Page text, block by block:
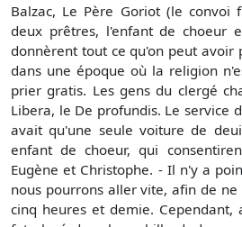
Balzac, Le Père Goriot (le convoi
deux prêtres, l'enfant de choeur
donnèrent tout ce qu'on peut avoir
dans une époque où la religion
prier gratis. Les gens du clergé
Libera, le De profundis. Le service
avait qu'une seule voiture de
enfant de choeur, qui
Eugène et Christophe. - Il n'y a
nous pourrons aller vite, afin de
cinq heures et demie.